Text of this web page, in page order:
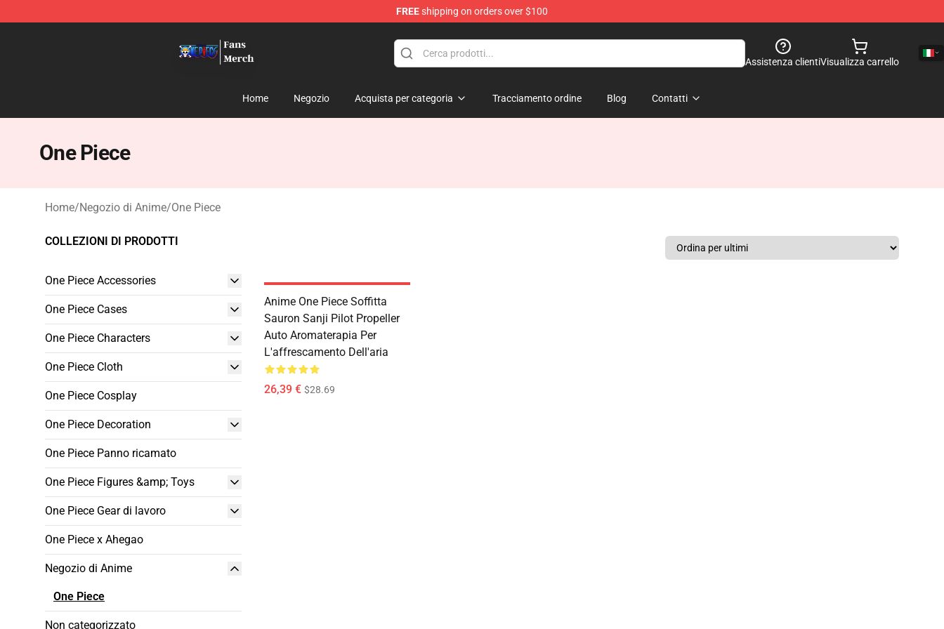
FREEshipping on orders over $100
Assistenza clientiVisualizza carrello
Home Negozio Acquista per categoria Tracciamento ordine Blog Contatti
One Piece
Home/Negozio di Anime/One Piece
COLLEZIONI DI PRODOTTI
One Piece Accessories
One Piece Cases
One Piece Characters
One Piece Cloth
One Piece Cosplay
One Piece Decoration
One Piece Panno ricamato
One Piece Figures &amp; Toys
One Piece Gear di lavoro
One Piece x Ahegao
Negozio di Anime
One Piece
Non categorizzato
Anime One Piece Soffitta
Sauron Sanji Pilot Propeller
Auto Aromaterapia Per
L'affrescamento Dell'aria
26,39 € $28.69